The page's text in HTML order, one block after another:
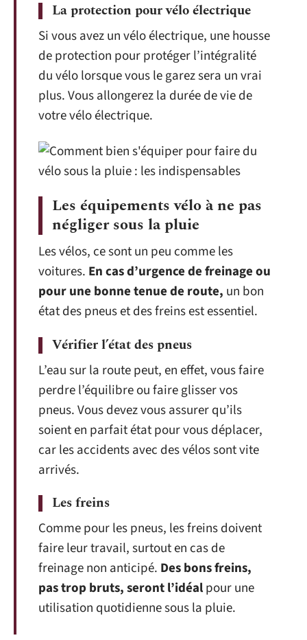
La protection pour vélo électrique
Si vous avez un vélo électrique, une housse
de protection pour protéger l’intégralité
du vélo lorsque vous le garez sera un vrai
plus. Vous allongerez la durée de vie de
votre vélo électrique.
Les équipements vélo à ne pas
négliger sous la pluie
Les vélos, ce sont un peu comme les
voitures. En cas d’urgence de freinage ou
pour une bonne tenue de route, un bon
état des pneus et des freins est essentiel.
Vérifier l’état des pneus
L’eau sur la route peut, en effet, vous faire
perdre l’équilibre ou faire glisser vos
pneus. Vous devez vous assurer qu’ils
soient en parfait état pour vous déplacer,
car les accidents avec des vélos sont vite
arrivés.
Les freins
Comme pour les pneus, les freins doivent
faire leur travail, surtout en cas de
freinage non anticipé. Des bons freins,
pas trop bruts, seront l’idéalpour une
utilisation quotidienne sous la pluie.